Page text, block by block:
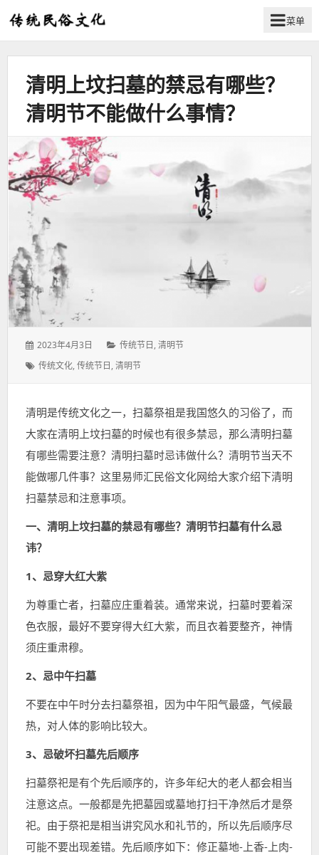
弘
扬
菜单
清明上坟扫墓的禁忌有哪些？
清明节不能做什么事情？
发
于：
2023年4月3日
分
传统节日,清明节
标
传统文化,传统节日,清明节
清明是传统文化之一，扫墓祭祖是我国悠久的习俗了，而
大家在清明上坟扫墓的时候也有很多禁忌，那么清明扫墓
有哪些需要注意？清明扫墓时忌讳做什么？清明节当天不
能做哪几件事？这里易师汇民俗文化网给大家介绍下清明
扫墓禁忌和注意事项。
一、清明上坟扫墓的禁忌有哪些？清明节扫墓有什么忌
讳？
1、忌穿大红大紫
为尊重亡者，扫墓应庄重着装。通常来说，扫墓时要着深
色衣服，最好不要穿得大红大紫，而且衣着要整齐，神情
须庄重肃穆。
2、忌中午扫墓
不要在中午时分去扫墓祭祖，因为中午阳气最盛，气候最
热，对人体的影响比较大。
3、忌破坏扫墓先后顺序
扫墓祭祀是有个先后顺序的，许多年纪大的老人都会相当
注意这点。一般都是先把墓园或墓地打扫干净然后才是祭
祀。由于祭祀是相当讲究风水和礼节的，所以先后顺序尽
可能不要出现差错。先后顺序如下：修正墓地-上香-上肉-